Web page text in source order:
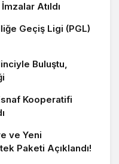
Atıldı
Geçiş Ligi (PGL)
Buluştu,
Kooperatifi
ve Yeni
Paketi Açıklandı!